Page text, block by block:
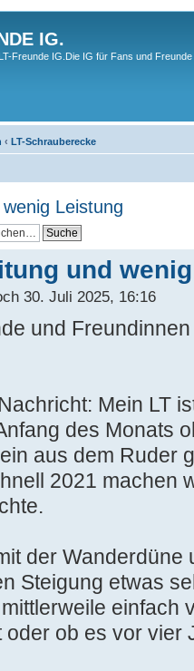
IG.
Freunde IG.Die IG für Fans und
‹ LT-Schrauberecke
Leistung
und
30. Juli 2025, 16:16
und
Mein LT
des Monats
aus dem Ruder
2021 machen
der Wanderdüne
Steigung etwas
einfach
oder ob es vor vier